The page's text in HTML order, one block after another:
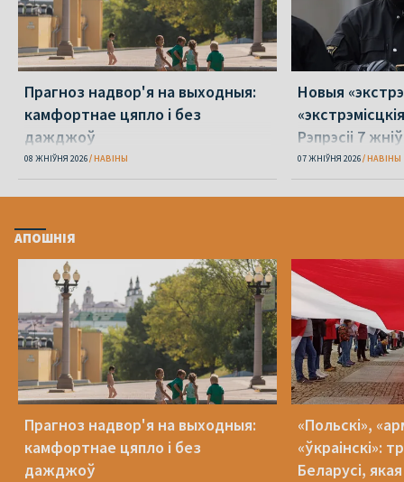
Прагноз надвор'я на выходныя:
камфортнае цяпло і без
дажджоў
08 ЖНІЎНЯ 2026 НАВІНЫ
Новыя
Рэпрэсіі 7
07 ЖНІЎНЯ 2026 НАВІНЫ
АПОШНІЯ
Прагноз надвор'я на выходныя:
камфортнае цяпло і без
дажджоў
«Польскі»,
«ўкраінскі»:
Беларусі,